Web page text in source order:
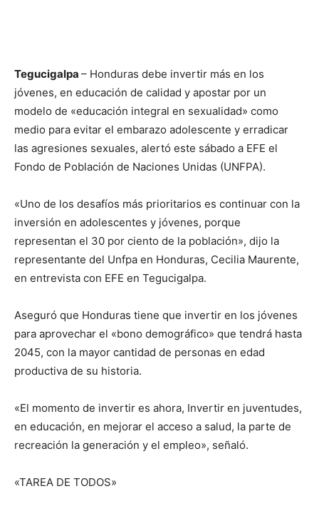
Tegucigalpa – Honduras debe invertir más en los
jóvenes, en educación de calidad y apostar por un
modelo de «educación integral en sexualidad» como
medio para evitar el embarazo adolescente y erradicar
las agresiones sexuales, alertó este sábado a EFE el
Fondo de Población de Naciones Unidas (UNFPA).
«Uno de los desafíos más prioritarios es continuar con la
inversión en adolescentes y jóvenes, porque
representan el 30 por ciento de la población», dijo la
representante del Unfpa en Honduras, Cecilia Maurente,
en entrevista con EFE en Tegucigalpa.
Aseguró que Honduras tiene que invertir en los jóvenes
para aprovechar el «bono demográfico» que tendrá hasta
2045, con la mayor cantidad de personas en edad
productiva de su historia.
«El momento de invertir es ahora, Invertir en juventudes,
en educación, en mejorar el acceso a salud, la parte de
recreación la generación y el empleo», señaló.
«TAREA DE TODOS»